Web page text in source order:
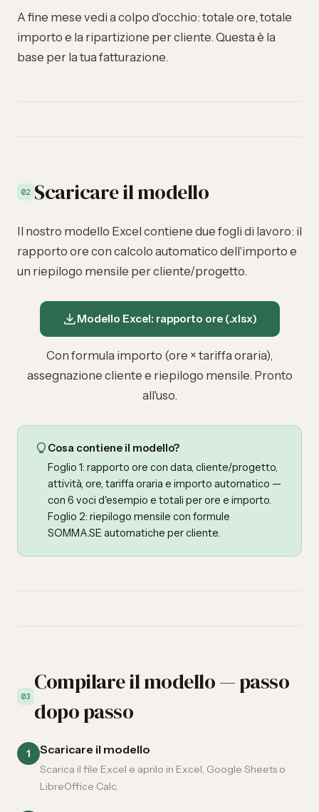
A fine mese vedi a colpo d'occhio: totale ore, totale
importo e la ripartizione per cliente. Questa è la
base per la tuafatturazione.
02 Scaricare il modello
Il nostro modello Excel contiene due fogli di lavoro: il
rapporto ore con calcolo automatico dell'importo e
un riepilogo mensile per cliente/progetto.
Modello Excel: rapporto ore (.xlsx)
Con formula importo (ore × tariffa oraria),
assegnazione cliente e riepilogo mensile. Pronto
all'uso.
Cosa contiene il modello?
Foglio 1: rapporto ore con data, cliente/progetto,
attività, ore, tariffa oraria e importo automatico —
con 6 voci d'esempio e totali per ore e importo.
Foglio 2: riepilogo mensile con formule
SOMMA.SE automatiche per cliente.
03
Compilare il modello — passo
dopo passo
1 Scaricare il modello
Scarica il file Excel e aprilo in Excel, Google Sheets o
LibreOffice Calc.